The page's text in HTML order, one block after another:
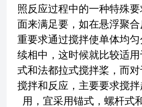
照反应过程中的一种特殊
面来满足要，如在悬浮聚
重要求通过搅拌使单体均
续相中，这时候就比较适
式和法都拉式搅拌桨，而
搅拌和反应，主要要求搅
用，宜采用锚式，螺杆式